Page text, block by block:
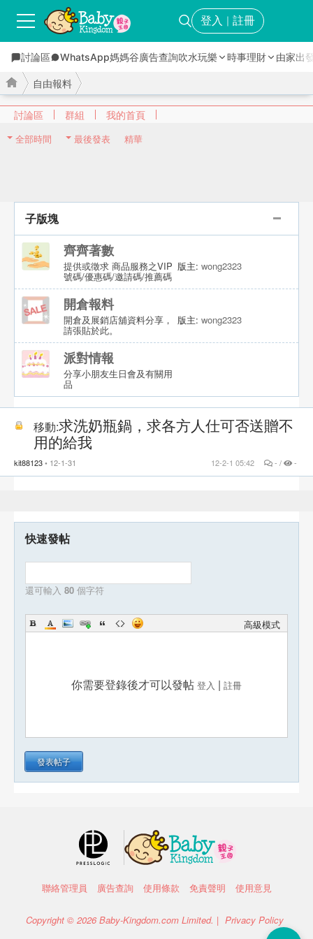
登入 ｜ 註冊
討論區 WhatsApp媽媽谷廣告查詢吹水玩樂 時事理財 由家出
討論區 群組 我的首頁
自由報料
全部時間 最後發表 精華
子版塊
齊齊著數
提供或徵求 商品服務之VIP
號碼/優惠碼/邀請碼/推薦碼
版主: wong2323
開倉報料
開倉及展銷店舖資料分享，
請張貼於此。
版主: wong2323
派對情報
分享小朋友生日會及有關用
品
移動:求洗奶瓶鍋，求各方人仕可否送贈不
用的給我
kit88123 12-1-31 - / -
12-2-1 05:42
快速發帖
還可輸入 80 個字符
高級模式
你需要登錄後才可以發帖 登入 | 註冊
發表帖子
聯絡管理員 廣告查詢 使用條款 免責聲明 使用意見
Copyright © 2026 Baby-Kingdom.com Limited. | Privacy Policy